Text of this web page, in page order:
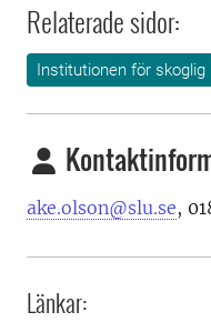
Relaterade sidor:
Institutionen för
ake.olson@slu.se,
Länkar: